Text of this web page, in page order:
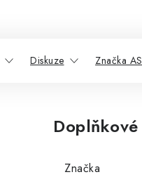
Diskuze Značka
Značka